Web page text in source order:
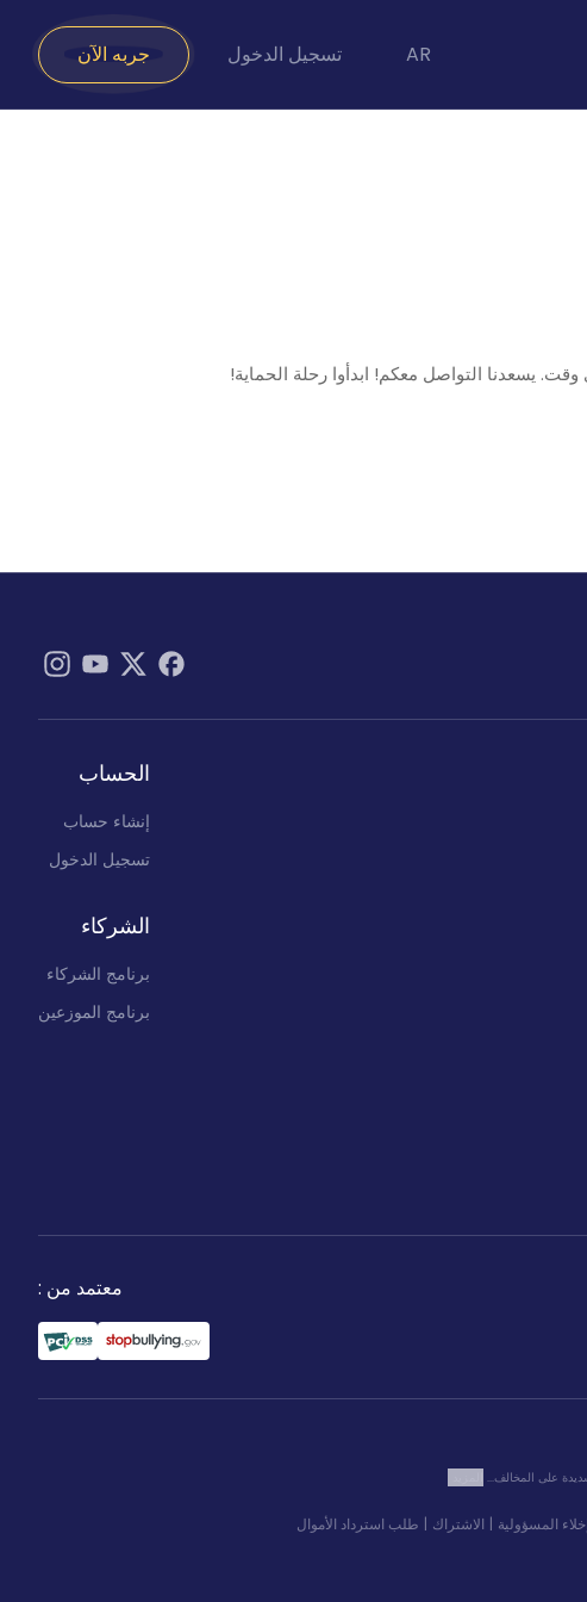
AR تسجيل الدخول جربه الآن
يسعدنا التواصل معكم! ابدأوا رحلة الحماية!
الحساب
إنشاء حساب
تسجيل الدخول
الشركاء
برنامج الشركاء
برنامج الموزعين
معتمد من :
إخلاء المسؤولية | الاشتراك | طلب استرداد الأموال